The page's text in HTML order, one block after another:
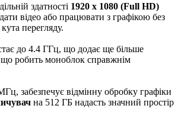
здатності 1920 x 1080 (Full HD)
відео або працювати з графікою без
перегляду.
до 4.4 ГГц, що додає ще більше
робить моноблок справжнім
забезпечує відмінну обробку графіки
на 512 ГБ надасть значний простір